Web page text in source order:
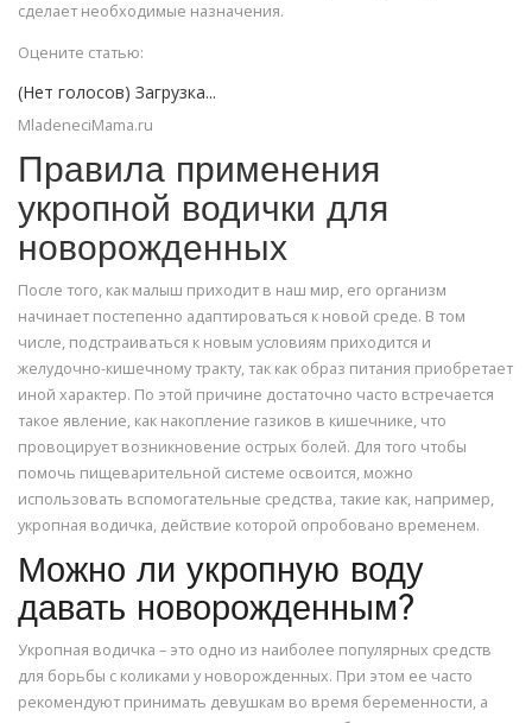
сделает необходимые назначения.
Оцените статью:
(Нет голосов) Загрузка...
MladeneciMama.ru
Правила применения
укропной водички для
новорожденных
После того, как малыш приходит в наш мир, его организм
начинает постепенно адаптироваться к новой среде. В том
числе, подстраиваться к новым условиям приходится и
желудочно-кишечному тракту, так как образ питания приобретает
иной характер. По этой причине достаточно часто встречается
такое явление, как накопление газиков в кишечнике, что
провоцирует возникновение острых болей. Для того чтобы
помочь пищеварительной системе освоится, можно
использовать вспомогательные средства, такие как, например,
укропная водичка, действие которой опробовано временем.
Можно ли укропную воду
давать новорожденным?
Укропная водичка – это одно из наиболее популярных средств
для борьбы с коликами у новорожденных. При этом ее часто
рекомендуют принимать девушкам во время беременности, а